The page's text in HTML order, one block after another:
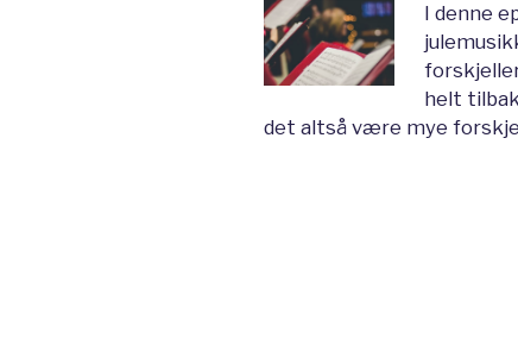
I denne
helt
det altså være mye